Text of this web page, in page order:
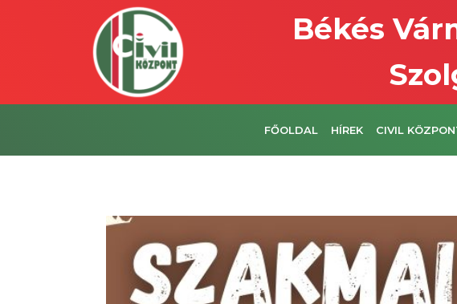
Békés
FŐOLDAL HÍREK CIVIL